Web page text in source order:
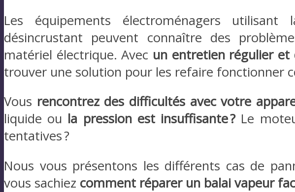
Les équipements électroménagers
désincrustant peuvent connaître des
matériel électrique. Avec un entretien régulier et
trouver une solution pour les refaire fonctionner
Vous rencontrez des difficultés avec votre
liquide ou la pression est insuffisante ?Le
tentatives ?
Nous vous présentons les différents cas de
vous sachiez comment réparer un balai vapeur